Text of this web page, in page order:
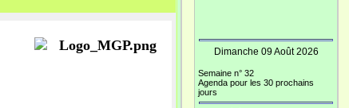
Dimanche 09 Août 2026
Semaine n° 32
Agenda pour les 30 prochains
jours